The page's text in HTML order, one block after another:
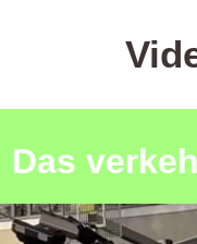
Das